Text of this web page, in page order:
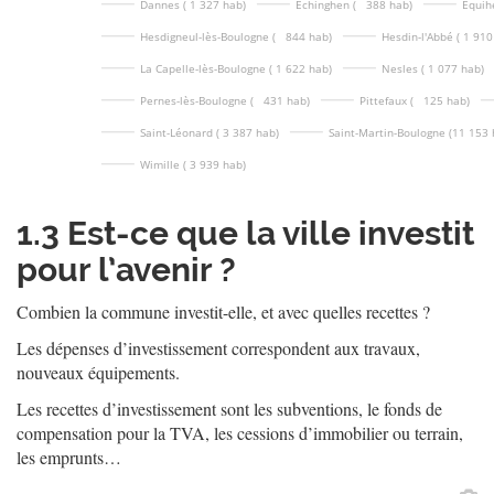
Dannes ( 1 327 hab) Echinghen (   388 hab)
Hesdigneul-lès-Boulogne (   844 hab) Hesdin-l'Abbé ( 1
La Capelle-lès-Boulogne ( 1 622 hab) Nesles ( 1 077 hab)
Pernes-lès-Boulogne (   431 hab) Pittefaux (   125 hab)
Saint-Léonard ( 3 387 hab) Saint-Martin-Boulogne (11 153
Wimille ( 3 939 hab)
1.3 Est-ce que la ville investit
pour l’avenir ?
Combien la commune investit-elle, et avec quelles recettes ?
Les dépenses d’investissement correspondent aux travaux,
nouveaux équipements.
Les recettes d’investissement sont les subventions, le fonds de
compensation pour la TVA, les cessions d’immobilier ou terrain,
les emprunts…